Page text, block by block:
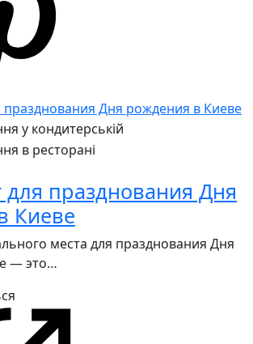
празднования Дня
Киеве
места для празднования Дня
— это…